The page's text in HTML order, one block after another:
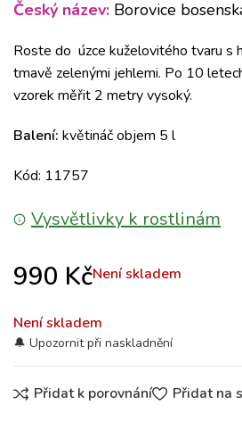
Český název: Borovice
Roste do úzce kuželovitého tvaru s
tmavě zelenými jehlemi. Po 10
vzorek měřit 2 metry vysoký.
Balení: květináč objem 5 l
Kód: 11757
Vysvětlivky k rostlinám
990 KčNení skladem
Není skladem
Přidat k porovnání Přidat na